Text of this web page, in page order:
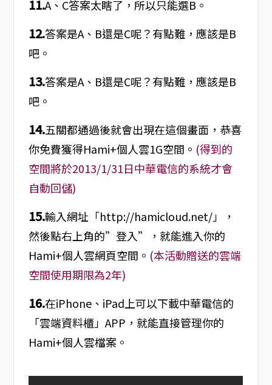
11.A、C答案太瞎了，所以只能選B。
12.答案是A、B還是C呢？有點難，應該是B
吧。
13.答案是A、B還是C呢？有點難，應該是B
吧。
14.五關都通過後就會出現在這個畫面，恭喜
你免費獲得Hami+個人雲1G空間。 (得到的
空間將於2013/1/31日中華電信的系統才會
自動回儲)
15.輸入網址「http://hamicloud.net/」，
然後點右上角的”登入”，就能進入你的
Hami+個人雲網頁空間。 (本活動贈送的雲端
空間使用期限為2年)
16.在iPhone、iPad上可以下載中華電信的
「雲端資料櫃」APP，就能直接管理你的
Hami+個人雲檔案。